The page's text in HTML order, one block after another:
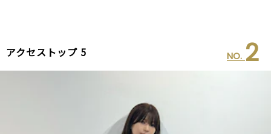
アクセストップ 5 NO. 2